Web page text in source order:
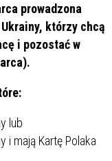
prowadzona
którzy chcą
i pozostać w
lub
i mają Kartę Polaka